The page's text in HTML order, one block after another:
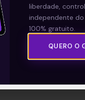
liberdade,
independente do
100% gratuito.
QUERO O